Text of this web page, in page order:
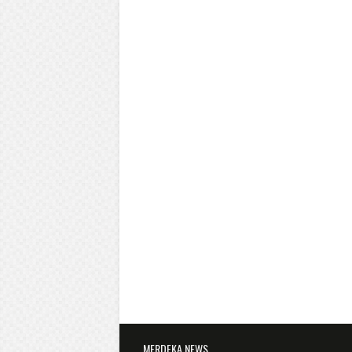
MERDEKA NEWS